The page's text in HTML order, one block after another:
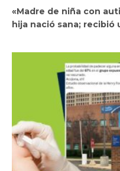
«Madre de niña con
hija nació sana; recibió